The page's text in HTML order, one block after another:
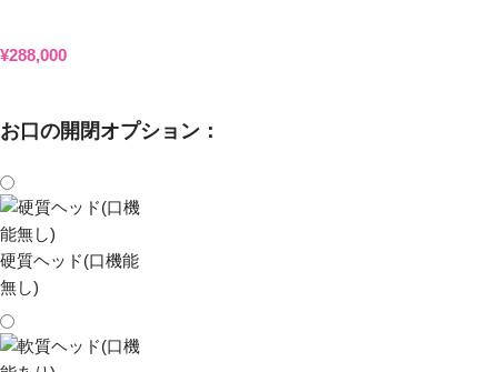
¥288,000
お口の開閉オプション：
硬質ヘッド(口機能
無し)